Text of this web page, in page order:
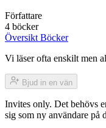
Författare
4 böcker
Översikt Böcker
Vi läser ofta enskilt men
Bjud in en vän
Invites only. Det behövs
sig som ny användare på